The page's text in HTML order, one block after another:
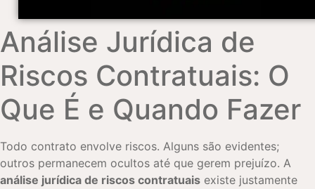
Análise Jurídica de
Riscos Contratuais: O
Que É e Quando Fazer
Todo contrato envolve riscos. Alguns são evidentes;
outros permanecem ocultos até que gerem prejuízo. A
análise jurídica de riscos contratuais existe justamente